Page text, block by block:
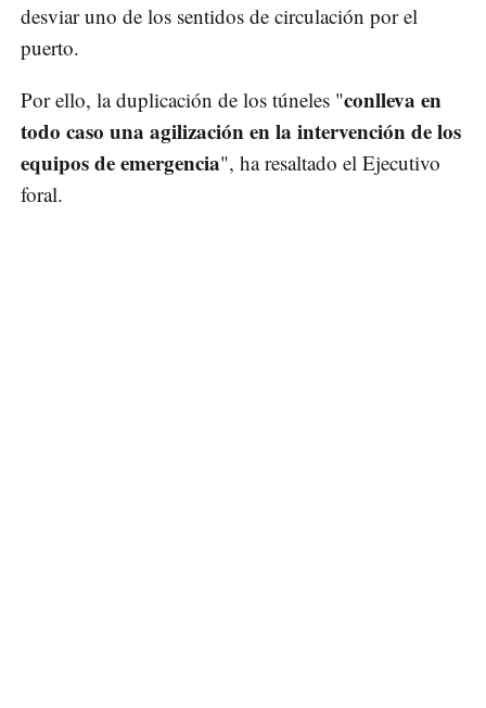
desviar uno de los sentidos de circulación por el
puerto.
Por ello, la duplicación de los túneles "conlleva en
todo caso una agilización en la intervención de los
equipos de emergencia", ha resaltado el Ejecutivo
foral.